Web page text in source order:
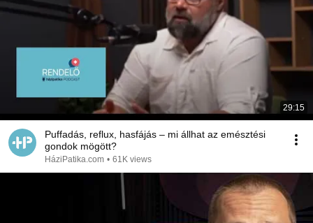
29:15
Puffadás, reflux, hasfájás – mi állhat az emésztési
gondok mögött?
HáziPatika.com • 61K views